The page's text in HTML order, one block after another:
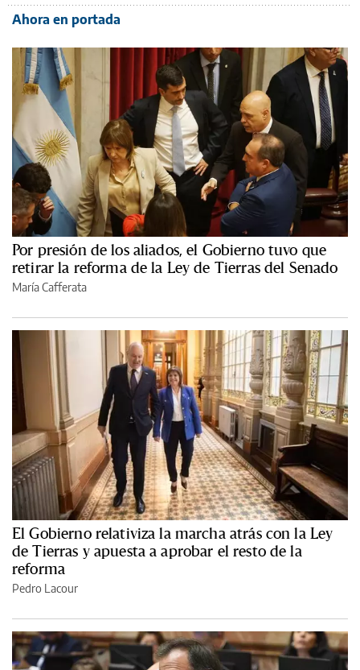
Ahora en portada
Por presión de los aliados, el Gobierno tuvo que
retirar la reforma de la Ley de Tierras del Senado
María Cafferata
El Gobierno relativiza la marcha atrás con la Ley
de Tierras y apuesta a aprobar el resto de la
reforma
Pedro Lacour